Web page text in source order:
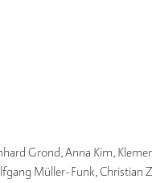
Grond, Anna Kim,
Müller-Funk, Christian